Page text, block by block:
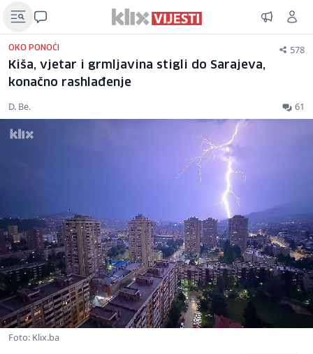
OKO PONOĆI 578
Kiša, vjetar i grmljavina stigli do Sarajeva,
konačno rashlađenje
D. Be. 61
Foto: Klix.ba